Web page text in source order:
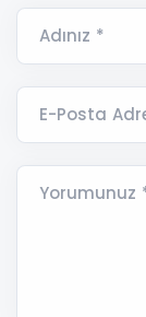
Adınız *
E-Posta
Yorumunuz